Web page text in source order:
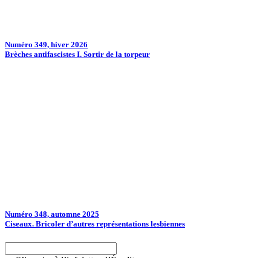
Numéro 349, hiver 2026
Brèches antifascistes I. Sortir de la torpeur
Numéro 348, automne 2025
Ciseaux. Bricoler d’autres représentations lesbiennes